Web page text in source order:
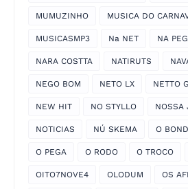
MUMUZINHO MUSICA DO
MUSICASMP3 Na NET NA
NARA COSTTA NATIRUTS
NEGO BOM NETO LX NETTO
NEW HIT NO STYLLO NOSSA
NOTICIAS NÚ SKEMA O BOND
O PEGA O RODO O TROCO
OITO7NOVE4 OLODUM OS